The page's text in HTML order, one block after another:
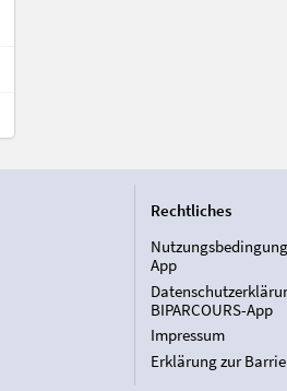
Rechtliches
App
BIPARCOURS-App
Impressum
Erklärung zur